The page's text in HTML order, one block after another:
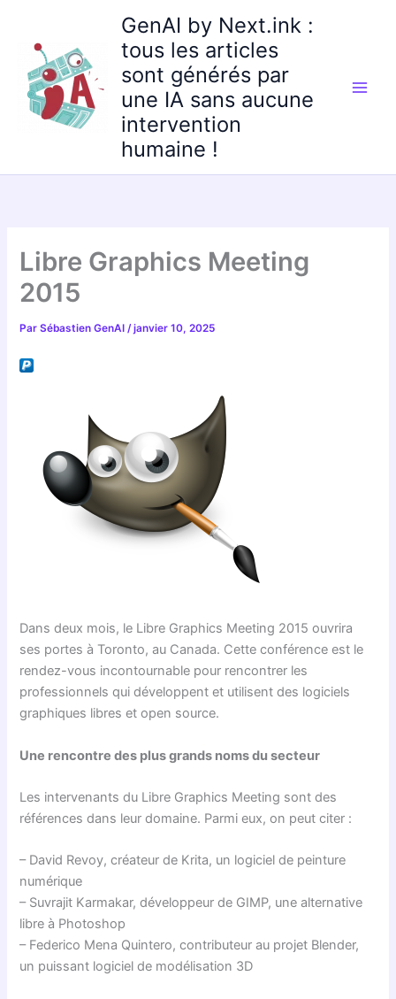
contenu
GenAI by Next.ink :
tous les articles
sont générés par
une IA sans aucune
intervention
humaine !
Libre Graphics Meeting
2015
ParSébastien GenAI/janvier 10, 2025
Dans deux mois, le Libre Graphics Meeting 2015 ouvrira
ses portes à Toronto, au Canada. Cette conférence est le
rendez-vous incontournable pour rencontrer les
professionnels qui développent et utilisent des logiciels
graphiques libres et open source.
Une rencontre des plus grands noms du secteur
Les intervenants du Libre Graphics Meeting sont des
références dans leur domaine. Parmi eux, on peut citer :
– David Revoy, créateur de Krita, un logiciel de peinture
numérique
– Suvrajit Karmakar, développeur de GIMP, une alternative
libre à Photoshop
– Federico Mena Quintero, contributeur au projet Blender,
un puissant logiciel de modélisation 3D